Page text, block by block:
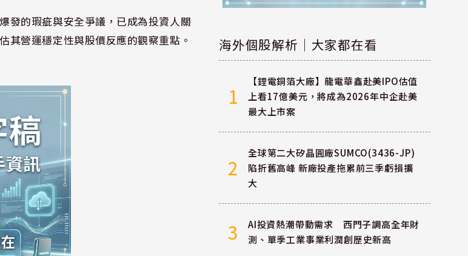
發的瑕疵與安全爭議，已成為投資人關
其營運穩定性與股價反應的觀察重點。
海外個股解析｜大家都在看
1
【鋰電銅箔大廠】龍電華鑫赴美IPO估值
上看17億美元，將成為2026年中企赴美
最大上市案
2
全球第二大矽晶圓廠SUMCO(3436-JP)
陷折舊高峰 新廠投產拖累前三季虧損擴
大
3
AI投資熱潮帶動需求 西門子調高全年財
測、單季工業事業利潤創歷史新高